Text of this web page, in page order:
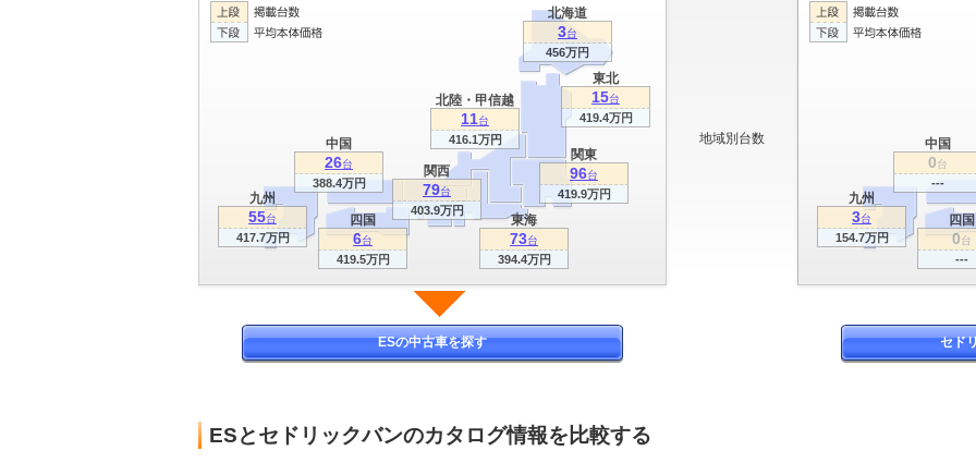
関東
96台
419.9万円
関西
79台
403.9万円
東海
73台
394.4万円
北海道
3台
456万円
九州
55台
417.7万円
東北
15台
419.4万円
北陸・甲信越
11台
416.1万円
中国
26台
388.4万円
四国
6台
419.5万円
地域別台数
九州
3台
154.7万円
中国
0台
---
四国
0台
---
ESの中古車を探す セド
ESとセドリックバンのカタログ情報を比較する